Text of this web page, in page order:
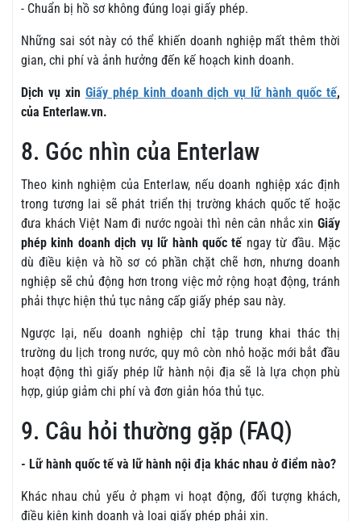
- Chuẩn bị hồ sơ không đúng loại giấy phép.
Những sai sót này có thể khiến doanh nghiệp mất thêm thời
gian, chi phí và ảnh hưởng đến kế hoạch kinh doanh.
Dịch vụ xin Giấy phép kinh doanh dịch vụ lữ hành quốc tế,
của Enterlaw.vn.
8. Góc nhìn của Enterlaw
Theo kinh nghiệm của Enterlaw, nếu doanh nghiệp xác định
trong tương lai sẽ phát triển thị trường khách quốc tế hoặc
đưa khách Việt Nam đi nước ngoài thì nên cân nhắc xin Giấy
phép kinh doanh dịch vụ lữ hành quốc tếngay từ đầu. Mặc
dù điều kiện và hồ sơ có phần chặt chẽ hơn, nhưng doanh
nghiệp sẽ chủ động hơn trong việc mở rộng hoạt động, tránh
phải thực hiện thủ tục nâng cấp giấy phép sau này.
Ngược lại, nếu doanh nghiệp chỉ tập trung khai thác thị
trường du lịch trong nước, quy mô còn nhỏ hoặc mới bắt đầu
hoạt động thì giấy phép lữ hành nội địa sẽ là lựa chọn phù
hợp, giúp giảm chi phí và đơn giản hóa thủ tục.
9. Câu hỏi thường gặp (FAQ)
- Lữ hành quốc tế và lữ hành nội địa khác nhau ở điểm nào?
Khác nhau chủ yếu ở phạm vi hoạt động, đối tượng khách,
điều kiện kinh doanh và loại giấy phép phải xin.